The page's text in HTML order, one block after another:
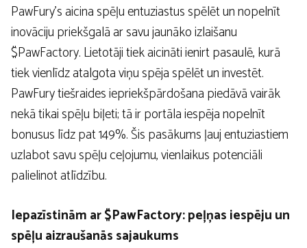
PawFury’s aicina spēļu entuziastus spēlēt un nopelnīt
inovāciju priekšgalā ar savu jaunāko izlaišanu
$PawFactory. Lietotāji tiek aicināti ienirt pasaulē, kurā
tiek vienlīdz atalgota viņu spēja spēlēt un investēt.
PawFury tiešraides iepriekšpārdošana piedāvā vairāk
nekā tikai spēļu biļeti; tā ir portāla iespēja nopelnīt
bonusus līdz pat 149%. Šis pasākums ļauj entuziastiem
uzlabot savu spēļu ceļojumu, vienlaikus potenciāli
palielinot atlīdzību.
Iepazīstinām ar $PawFactory: peļņas iespēju un
spēļu aizraušanās sajaukums